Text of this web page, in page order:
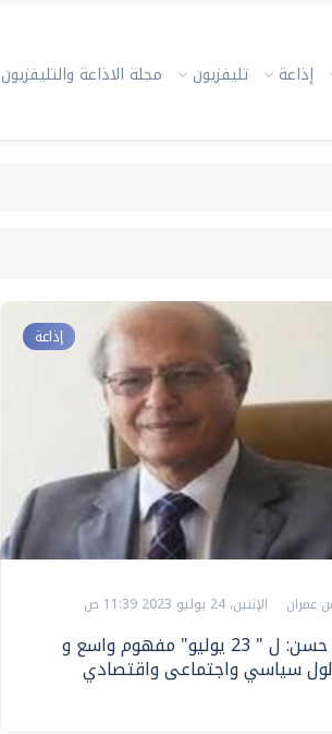
إذاعة تليفزيون مجلة الاذاعة والتليفزيون
إذاعة
عمران الإثنين، 24 يوليو 2023 11:39 ص
رخا حسن: ل " 23 يوليو" مفهوم واسع و
سياسي واجتماعى واقتصادي